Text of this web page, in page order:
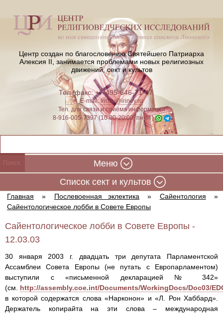
Центр создан по благословению Святейшего Патриарха
Алексия II, занимается проблемами новых религиозных
движений, сект и культов
Тел./факс: +7-495-646-71-47
E-mail:iriney@iriney.ru
Тел. для связи и приёма информации
8-916-005-7397 (10:00-20:00, пн-пт)
Меню
Cписок сект и культов
Главная » Послевоенная эклектика » Сайентология
»
Сайентологическое лобби в Совете Европы
Сайентологическое лобби в Совете Европы -
12.03.03
30 января 2003 г. двадцать три депутата Парламентской
Ассамблеи Совета Европы (не путать с Европарламентом)
выступили с «письменной декларацией № 342»
(см. http://assembly.coe.int/Documents/WorkingDocs/Doc03/
в которой содержатся слова «Нарконон» и «Л. Рон Хаббард».
Держатель копирайта на эти слова – международная